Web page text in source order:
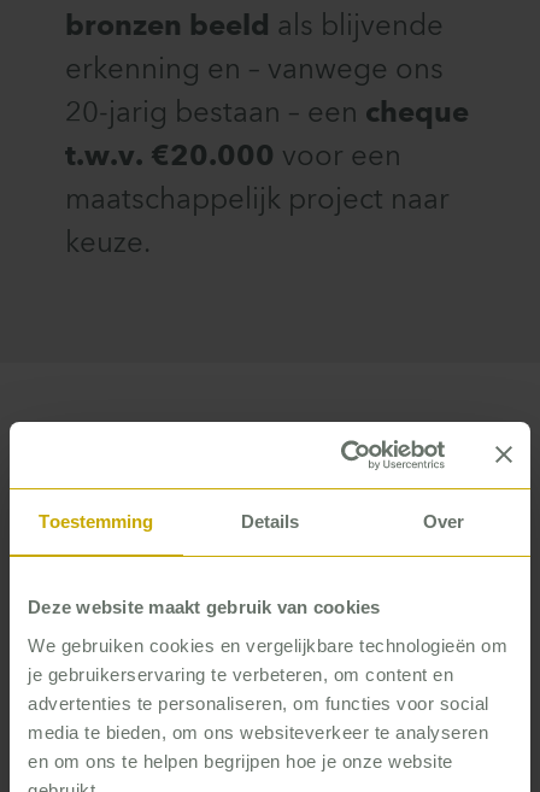
Toestemming Details Over
Deze website maakt gebruik van cookies
We gebruiken cookies en vergelijkbare technologieën om
je gebruikerservaring te verbeteren, om content en
advertenties te personaliseren, om functies voor social
media te bieden, om ons websiteverkeer te analyseren
en om ons te helpen begrijpen hoe je onze website
bronzen beeld als blijvende
erkenning en – vanwege ons
20-jarig bestaan – een cheque
t.w.v. €20.000 voor een
maatschappelijk project naar
keuze.
In beeld: de verhalen achter de
nominaties
Waar komen inspiratie en
performance samen? Ontdek in de
reeks mini-documentaires hoe de
genomineerden inspiratie omzetten